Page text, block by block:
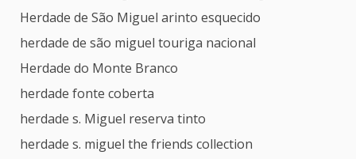
Herdade de São Miguel arinto esquecido
herdade de são miguel touriga nacional
Herdade do Monte Branco
herdade fonte coberta
herdade s. Miguel reserva tinto
herdade s. miguel the friends collection